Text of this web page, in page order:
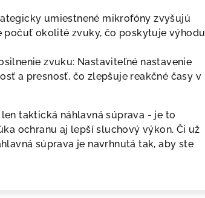
umiestnené mikrofóny zvyšujú
počuť okolité zvuky, čo poskytuje výhodu
zvuku: Nastaviteľné nastavenie
a presnosť, čo zlepšuje reakčné časy v
len taktická náhlavná súprava - je to
ochranu aj lepší sluchový výkon. Či už
súprava je navrhnutá tak, aby ste